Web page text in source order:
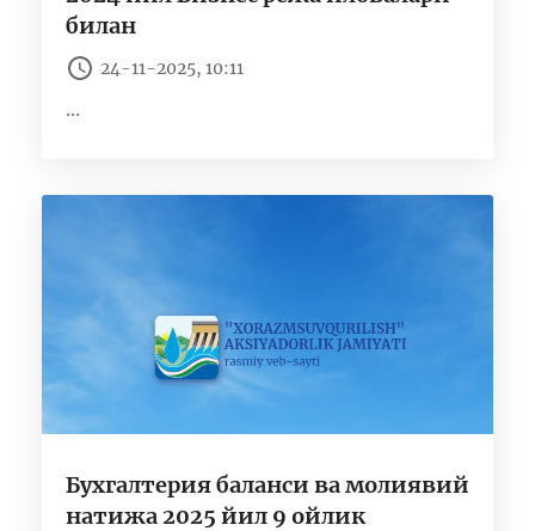
билан
24-11-2025, 10:11
...
Бухгалтерия баланси ва молиявий
натижа 2025 йил 9 ойлик